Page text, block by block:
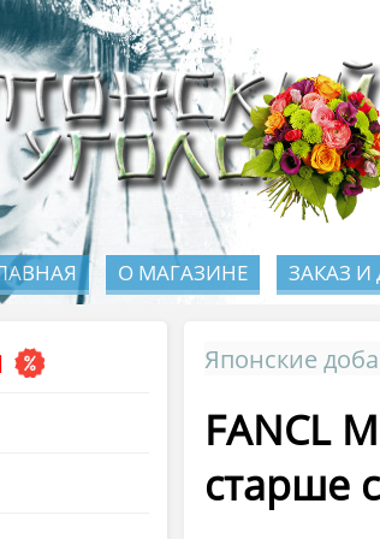
О МАГАЗИНЕ ЗАКАЗ И
Японские
FANCL
старше